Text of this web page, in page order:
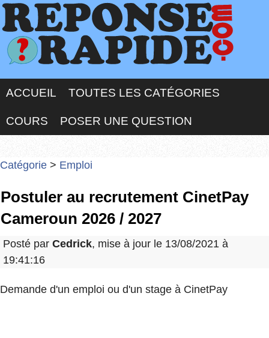
ACCUEIL TOUTES LES CATÉGORIES
COURS POSER UNE QUESTION
Catégorie > Emploi
Postuler au recrutement CinetPay
Cameroun 2026 / 2027
Posté par Cedrick, mise à jour le 13/08/2021 à
19:41:16
Demande d'un emploi ou d'un stage à CinetPay